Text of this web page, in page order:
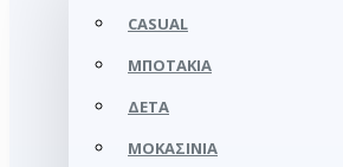
CASUAL
ΜΠΟΤΆΚΙΑ
ΔΕΤΆ
ΜΟΚΑΣΊΝΙΑ